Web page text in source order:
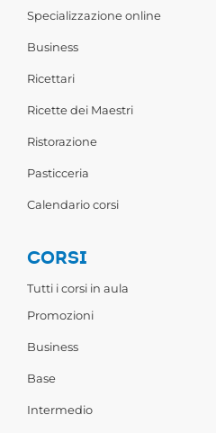
Specializzazione online
Business
Ricettari
Ricette dei Maestri
Ristorazione
Pasticceria
Calendario corsi
CORSI
Tutti i corsi in aula
Promozioni
Business
Base
Intermedio